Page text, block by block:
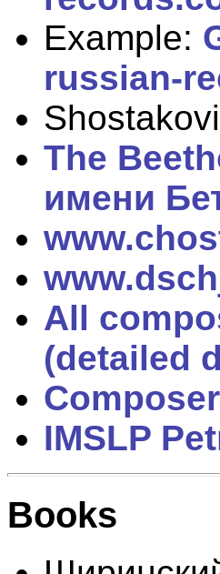
Example:
russian-
The
имени
All
(detailed
IMSLP
Books